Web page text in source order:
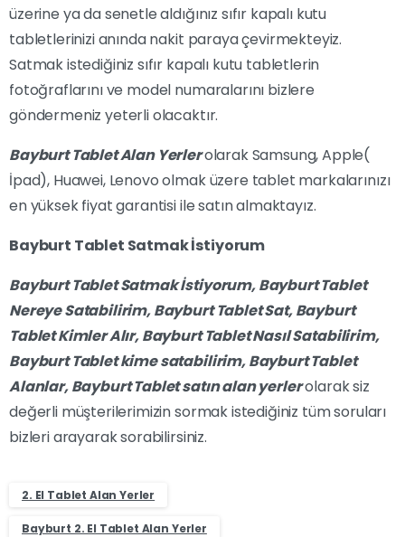
üzerine ya da senetle aldığınız sıfır kapalı kutu
tabletlerinizi anında nakit paraya çevirmekteyiz.
Satmak istediğiniz sıfır kapalı kutu tabletlerin
fotoğraflarını ve model numaralarını bizlere
göndermeniz yeterli olacaktır.
Bayburt Tablet Alan Yerlerolarak Samsung, Apple(
İpad), Huawei, Lenovo olmak üzere tablet markalarınızı
en yüksek fiyat garantisi ile satın almaktayız.
Bayburt Tablet Satmak İstiyorum
Bayburt Tablet Satmak İstiyorum,BayburtTablet
Nereye Satabilirim,BayburtTablet Sat,Bayburt
Tablet Kimler Alır,BayburtTablet Nasıl Satabilirim,
BayburtTablet kime satabilirim,BayburtTablet
Alanlar,BayburtTablet satın alan yerlerolarak siz
değerli müşterilerimizin sormak istediğiniz tüm soruları
bizleri arayarak sorabilirsiniz.
2. El Tablet Alan Yerler
Bayburt 2. El Tablet Alan Yerler